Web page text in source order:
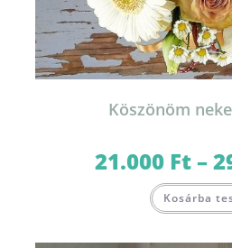
Köszönöm
21.000 Ft–
Kosárba